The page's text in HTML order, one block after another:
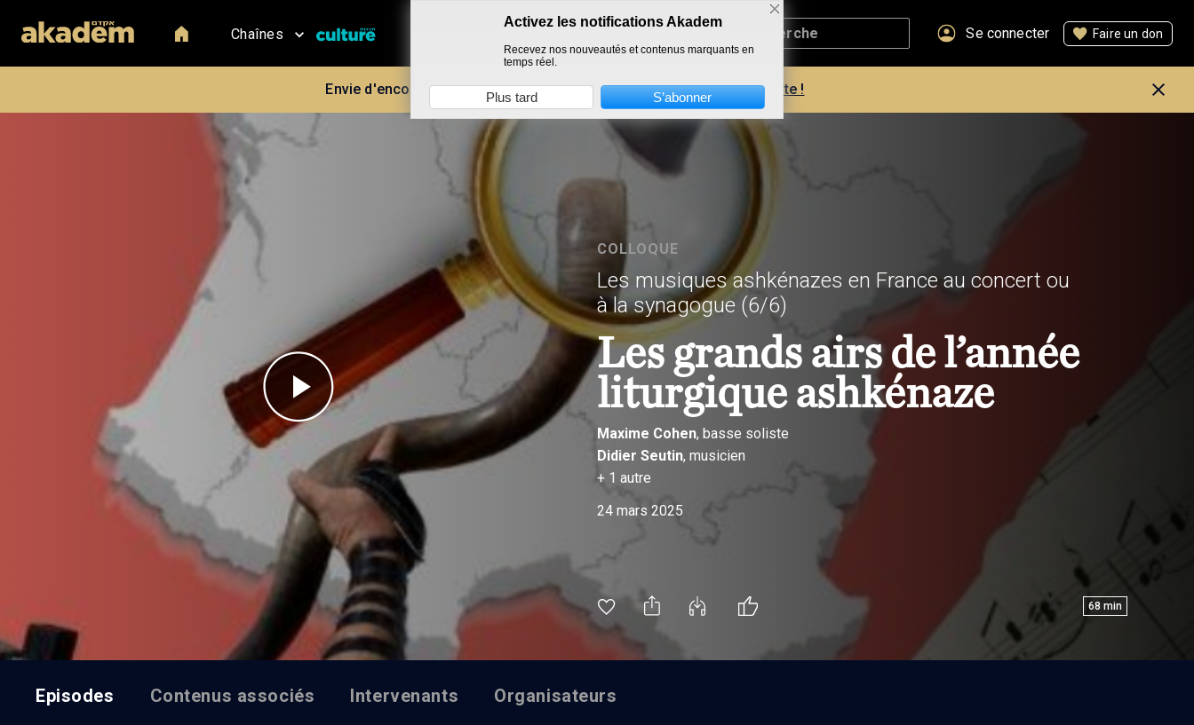
Chaînes Se connecter Faire un don
Envie d'encore plus d'AKADEM ? Découvrez les avantages d'un compte !
COLLOQUE
Les musiques ashkénazes en France au concert ou
à la synagogue (6/6)
Les grands airs de l’année
liturgique ashkénaze
Maxime Cohen, basse soliste
Didier Seutin, musicien
+ 1 autre
24 mars 2025
68 min
Episodes Contenus associés Intervenants Organisateurs
Activez les notifications Akadem
Recevez nos nouveautés et contenus marquants en
temps réel.
Plus tard S’abonner